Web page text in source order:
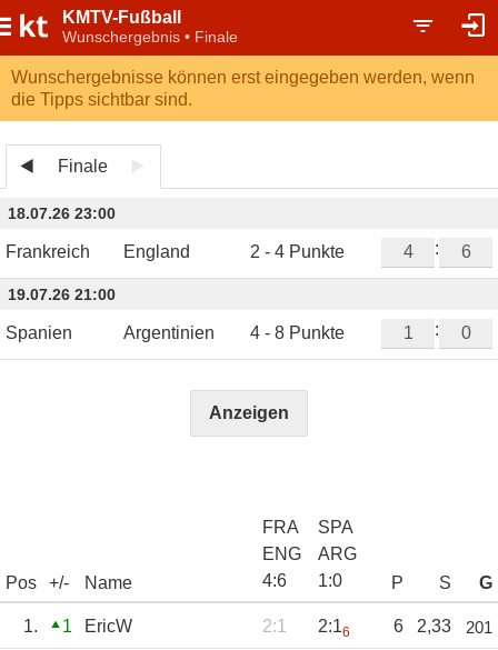
KMTV-Fußball
Wunschergebnis • Finale
Wunschergebnisse können erst eingegeben werden, wenn
die Tipps sichtbar sind.
Finale
18.07.26 23:00
Frankreich England 2 - 4 Punkte :
19.07.26 21:00
Spanien Argentinien 4 - 8 Punkte :
Anzeigen
Pos +/- Name
FRA
ENG
4:6
SPA
ARG
1:0 P S G
1. 1 EricW 2:1 2:16 6 2,33 201